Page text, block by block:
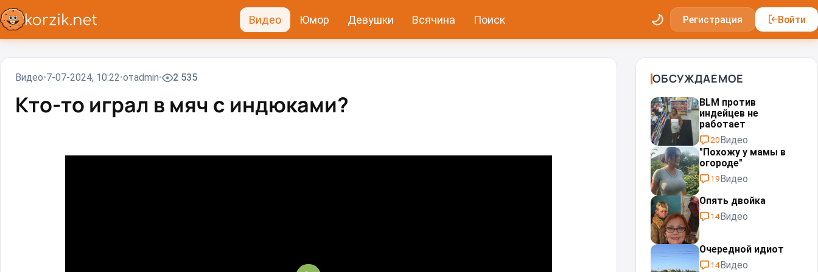
Видео Юмор Девушки Всячина Поиск Регистрация Войти
Видео 7-07-2024, 10:22 отadmin 2 535
Кто-то играл в мяч с индюками?
ОБСУЖДАЕМОЕ
BLM против
индейцев не
работает
20Видео
"Похожу у мамы в
огороде"
19Видео
Опять двойка
14Видео
Очередной идиот
14Видео